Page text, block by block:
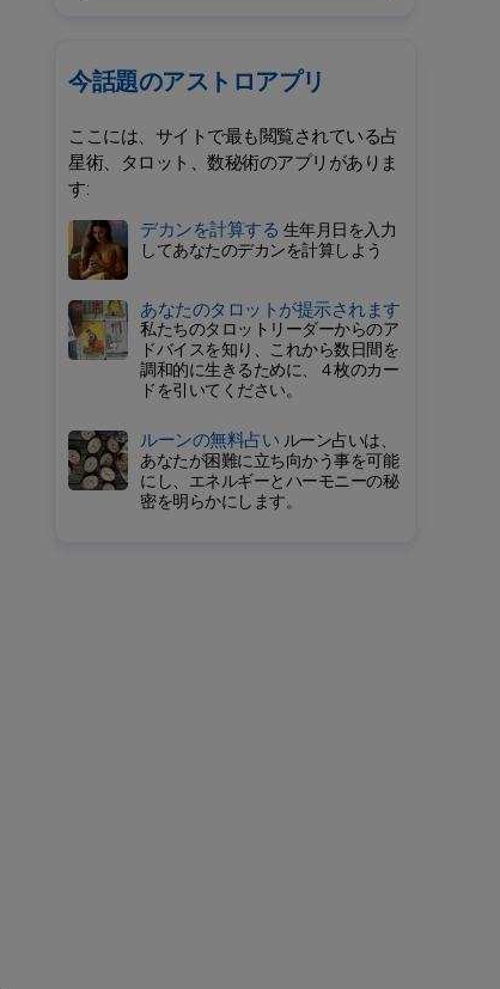
今話題のアストロアプリ
ここには、サイトで最も閲覧されている占
星術、タロット、数秘術のアプリがありま
す:
デカンを計算する 生年月日を入力
してあなたのデカンを計算しよう
あなたのタロットが提示されます
私たちのタロットリーダーからのア
ドバイスを知り、これから数日間を
調和的に生きるために、４枚のカー
ドを引いてください。
ルーンの無料占いルーン占いは、
あなたが困難に立ち向かう事を可能
にし、エネルギーとハーモニーの秘
密を明らかにします。